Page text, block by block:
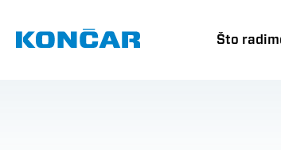
glavni
sadržaj
Što